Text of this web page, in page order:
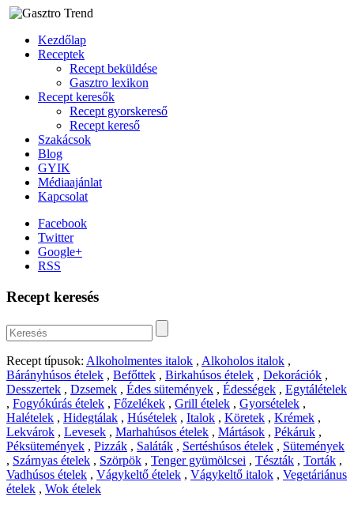
Kezdőlap
Receptek
Recept beküldése
Gasztro lexikon
Recept keresők
Recept gyorskereső
Recept kereső
Szakácsok
Blog
GYIK
Médiaajánlat
Kapcsolat
Facebook
Twitter
Google+
RSS
Recept keresés
Recept típusok: Alkoholmentes italok , Alkoholos italok ,
Bárányhúsos ételek , Befőttek , Birkahúsos ételek , Dekorációk ,
Desszertek , Dzsemek , Édes sütemények , Édességek , Egytálételek
, Fogyókúrás ételek , Főzelékek , Grill ételek , Gyorsételek ,
Halételek , Hidegtálak , Húsételek , Italok , Köretek , Krémek ,
Lekvárok , Levesek , Marhahúsos ételek , Mártások , Pékáruk ,
Péksütemények , Pizzák , Saláták , Sertéshúsos ételek , Sütemények
, Szárnyas ételek , Szörpök , Tenger gyümölcsei , Tészták , Torták ,
Vadhúsos ételek , Vágykeltő ételek , Vágykeltő italok , Vegetáriánus
ételek , Wok ételek